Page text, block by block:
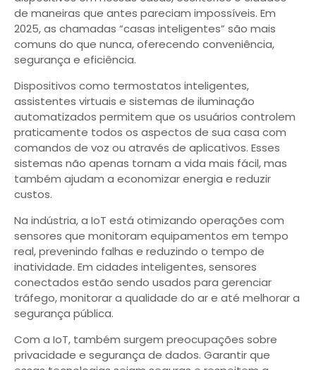
de maneiras que antes pareciam impossíveis. Em
2025, as chamadas “casas inteligentes” são mais
comuns do que nunca, oferecendo conveniência,
segurança e eficiência.
Dispositivos como termostatos inteligentes,
assistentes virtuais e sistemas de iluminação
automatizados permitem que os usuários controlem
praticamente todos os aspectos de sua casa com
comandos de voz ou através de aplicativos. Esses
sistemas não apenas tornam a vida mais fácil, mas
também ajudam a economizar energia e reduzir
custos.
Na indústria, a IoT está otimizando operações com
sensores que monitoram equipamentos em tempo
real, prevenindo falhas e reduzindo o tempo de
inatividade. Em cidades inteligentes, sensores
conectados estão sendo usados para gerenciar
tráfego, monitorar a qualidade do ar e até melhorar a
segurança pública.
Com a IoT, também surgem preocupações sobre
privacidade e segurança de dados. Garantir que